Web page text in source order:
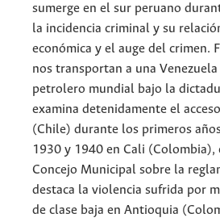
sumerge en el sur peruano
la incidencia criminal y su
económica y el auge del crimen.
nos transportan a una
petrolero mundial bajo la
examina detenidamente el
(Chile) durante los primeros
1930 y 1940 en Cali
Concejo Municipal sobre la
destaca la violencia sufrida por
de clase baja en Antioquia